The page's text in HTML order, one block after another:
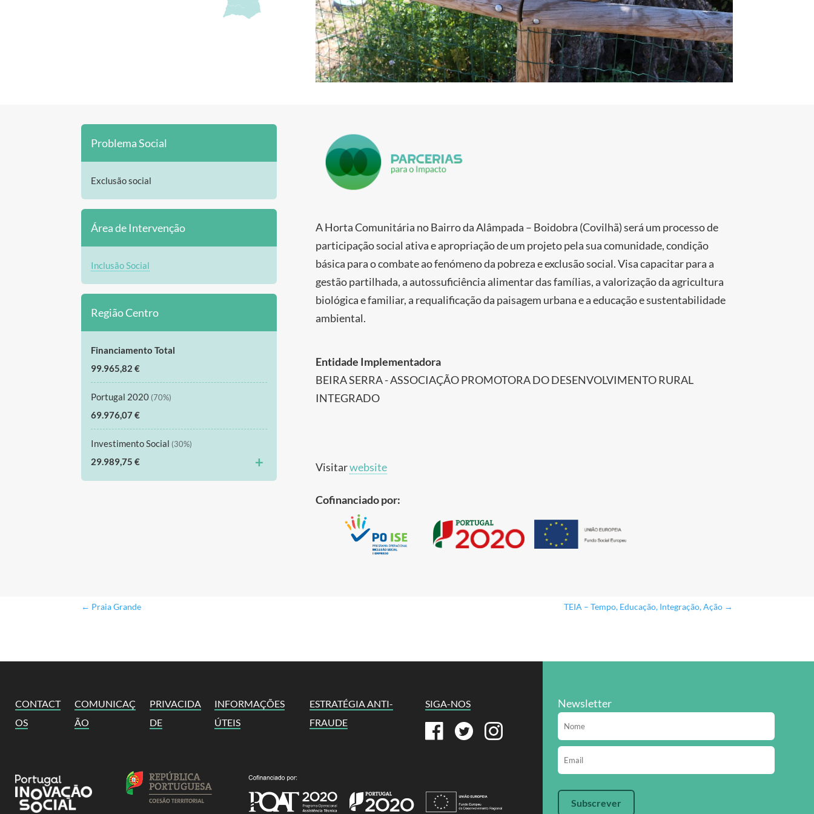
Problema Social
Exclusão social
Área de Intervenção
Inclusão Social
Região Centro
Financiamento Total
99.965,82 €
Portugal 2020 (70%)
69.976,07 €
Investimento Social (30%)
29.989,75 € +
A Horta Comunitária no Bairro da Alâmpada – Boidobra (Covilhã) será um processo de
participação social ativa e apropriação de um projeto pela sua comunidade, condição
básica para o combate ao fenómeno da pobreza e exclusão social. Visa capacitar para a
gestão partilhada, a autossuficiência alimentar das famílias, a valorização da agricultura
biológica e familiar, a requalificação da paisagem urbana e a educação e sustentabilidade
ambiental.
Entidade Implementadora
BEIRA SERRA - ASSOCIAÇÃO PROMOTORA DO DESENVOLVIMENTO RURAL
INTEGRADO
Visitarwebsite
Cofinanciado por:
← Praia Grande TEIA – Tempo, Educação, Integração, Ação →
CONTACT
OS
COMUNICAÇ
ÃO
PRIVACIDA
DE
INFORMAÇÕES
ÚTEIS
ESTRATÉGIA ANTI-
FRAUDE
SIGA-NOS Newsletter